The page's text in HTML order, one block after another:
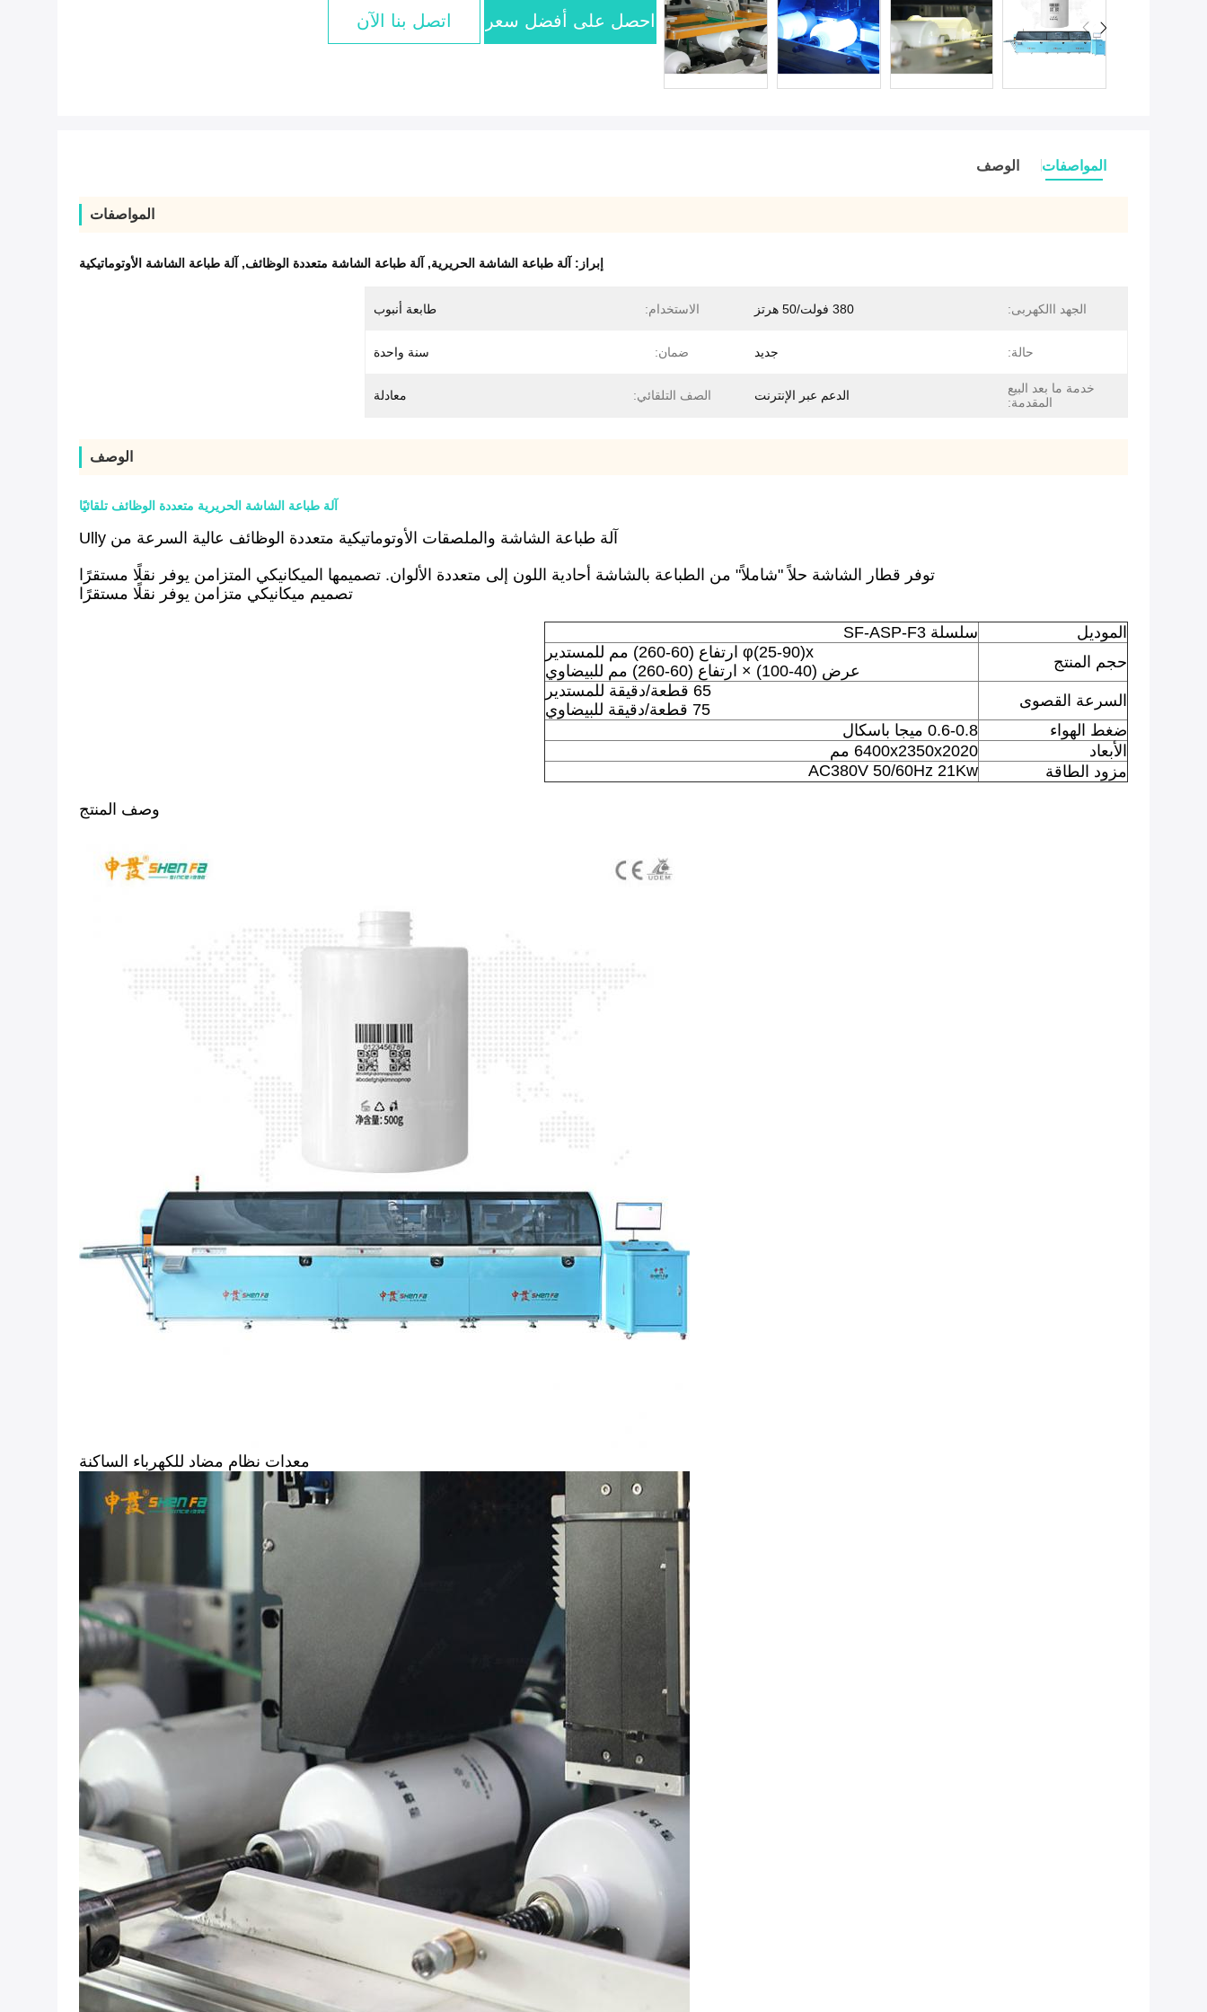
احصل على أفضل سعر اتصل بنا الآن
المواصفات الوصف
المواصفات
إبراز: آلة طباعة الشاشة الحريرية, آلة طباعة الشاشة متعددة الوظائف, آلة طباعة الشاشة الأوتوماتيكية
الجهد االكهربى: 380 فولت/50 هرتز الاستخدام: طابعة أنبوب
حالة: جديد ضمان: سنة واحدة
خدمة ما بعد البيع
المقدمة:
الدعم عبر الإنترنت الصف التلقائي: معادلة
الوصف
آلة طباعة الشاشة الحريرية متعددة الوظائف تلقائيًا
آلة طباعة الشاشة والملصقات الأوتوماتيكية متعددة الوظائف عالية السرعة من Ully
توفر قطار الشاشة حلاً "شاملاً" من الطباعة بالشاشة أحادية اللون إلى متعددة الألوان. تصميمها الميكانيكي المتزامن يوفر نقلًا مستقرًا
تصميم ميكانيكي متزامن يوفر نقلًا مستقرًا
الموديل
سلسلة SF-ASP-F3
حجم المنتج
φ(25-90)x ارتفاع (60-260) مم للمستدير
عرض (40-100) × ارتفاع (60-260) مم للبيضاوي
السرعة القصوى
65 قطعة/دقيقة للمستدير
75 قطعة/دقيقة للبيضاوي
ضغط الهواء
0.6-0.8 ميجا باسكال
الأبعاد
6400x2350x2020 مم
مزود الطاقة
AC380V 50/60Hz 21Kw
وصف المنتج
معدات نظام مضاد للكهرباء الساكنة